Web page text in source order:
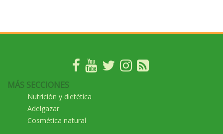
MÁS SECCIONES
Nutrición y dietética
Adelgazar
Cosmética natural